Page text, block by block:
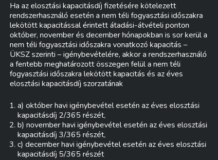
Ha az elosztási kapacitásdíj fizetésére kötelezett
rendszerhasználó esetén a nem téli fogyasztási időszakra
lekötött kapacitással érintett átadási-átvételi ponton
október, november és december hónapokban is sor kerül a
nem téli fogyasztási időszakra vonatkozó kapacitás –
ÜKSZ szerinti – igénybevételére, akkor a rendszerhasználó
a fentebb meghatározott összegen felül a nem téli
fogyasztási időszakra lekötött kapacitás és az éves
elosztási kapacitásdíj szorzatának
a) október havi igénybevétel esetén az éves elosztási
kapacitásdíj 2/365 részét,
b) november havi igénybevétel esetén az éves elosztási
kapacitásdíj 3/365 részét,
c) december havi igénybevétel esetén az éves elosztási
kapacitásdíj 5/365 részét